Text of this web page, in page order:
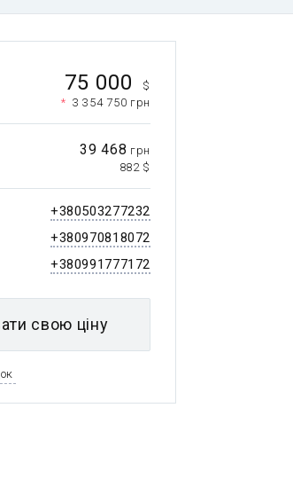
75 000
$
* 3 354 750 грн
39 468 грн
882 $
+380503277232
+380970818072
+380991777172
свою ціну